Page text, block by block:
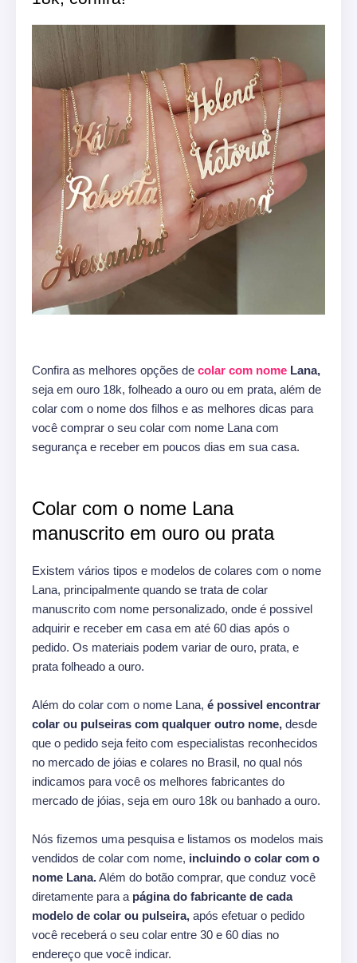
Confira as melhores opções de colar com nome Lana,
seja em ouro 18k, folheado a ouro ou em prata, além de
colar com o nome dos filhos e as melhores dicas para
você comprar o seu colar com nome Lana com
segurança e receber em poucos dias em sua casa.
Colar com o nome Lana
manuscrito em ouro ou prata
Existem vários tipos e modelos de colares com o nome
Lana, principalmente quando se trata de colar
manuscrito com nome personalizado, onde é possivel
adquirir e receber em casa em até 60 dias após o
pedido. Os materiais podem variar de ouro, prata, e
prata folheado a ouro.
Além do colar com o nome Lana, é possivel encontrar
colar ou pulseiras com qualquer outro nome, desde
que o pedido seja feito com especialistas reconhecidos
no mercado de jóias e colares no Brasil, no qual nós
indicamos para você os melhores fabricantes do
mercado de jóias, seja em ouro 18k ou banhado a ouro.
Nós fizemos uma pesquisa e listamos os modelos mais
vendidos de colar com nome, incluindo o colar com o
nome Lana.Além do botão comprar, que conduz você
diretamente para a página do fabricante de cada
modelo de colar ou pulseira, após efetuar o pedido
você receberá o seu colar entre 30 e 60 dias no
endereço que você indicar.